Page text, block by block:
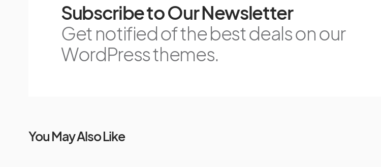
Subscribe to Our Newsletter
Get notified of the best deals on our
WordPress themes.
You May Also Like